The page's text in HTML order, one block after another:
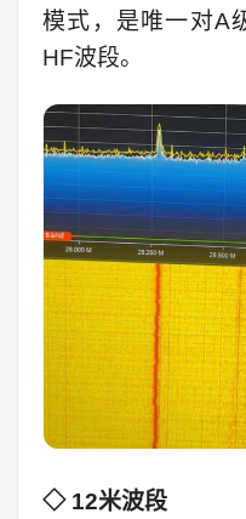
模式，是唯一对A
HF波段。
◇ 12米波段